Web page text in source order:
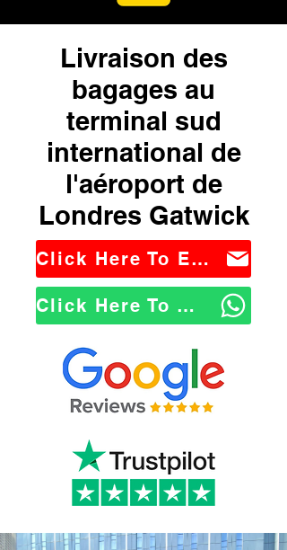
Livraison des
bagages au
terminal sud
international de
l'aéroport de
Londres Gatwick
Click Here To Email Us
Click Here To WhatsApp Us